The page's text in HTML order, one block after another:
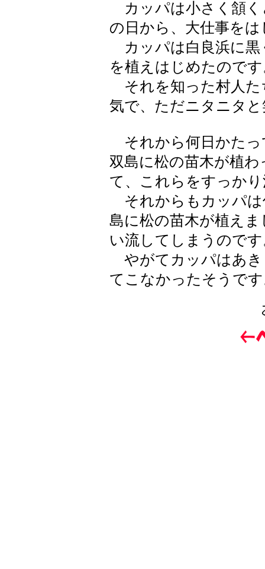
カッパは小さく頷く
の日から、大仕事を
カッパは白良浜に黒
を植えはじめたので
それを知った村人た
気で、ただニタニタ
それから何日かたっ
双島に松の苗木が植
て、これらをすっか
それからもカッパは
島に松の苗木が植え
い流してしまうので
やがてカッパはあき
てこなかったそうで